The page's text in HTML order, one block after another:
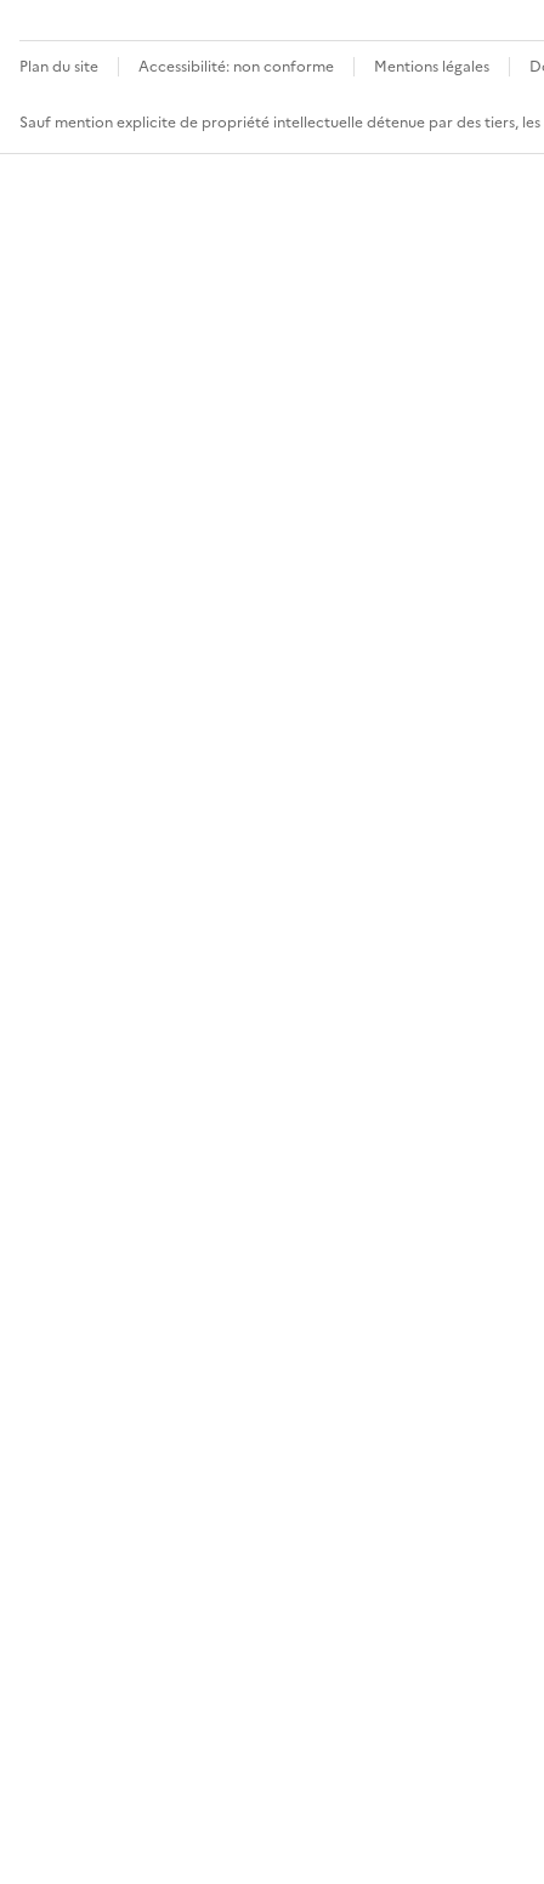
Plan du site Accessibilité: non conforme Mentions légales
Sauf mention explicite de propriété intellectuelle détenue par des tiers,